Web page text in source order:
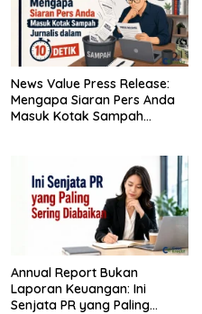
News Value Press Release:
Mengapa Siaran Pers Anda
Masuk Kotak Sampah
Annual Report Bukan
Laporan Keuangan: Ini
Senjata PR yang Paling